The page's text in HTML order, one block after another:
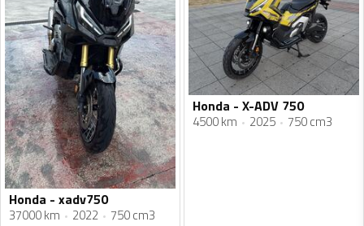
Honda - xadv750
37000 km 2022 750 cm3
Honda - X-ADV 750
4500 km 2025 750 cm3